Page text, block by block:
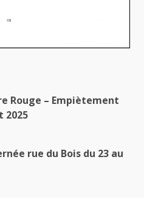
Rouge – Empiètement
2025
rue du Bois du 23 au